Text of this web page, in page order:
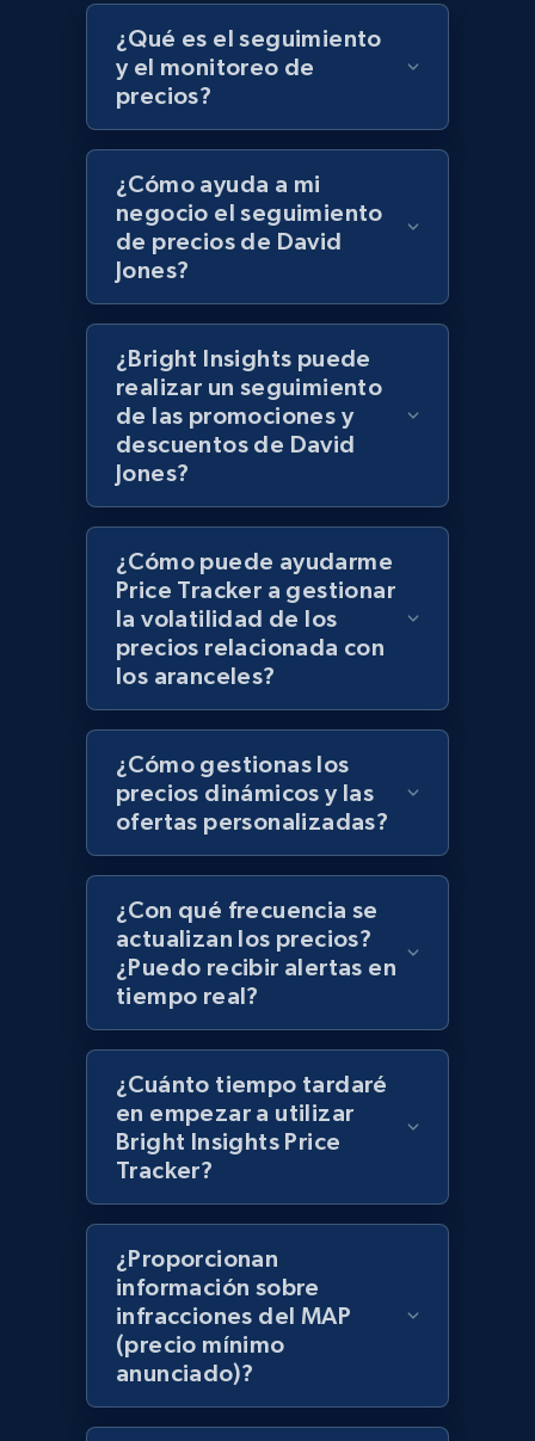
Target - Discover products by specified
URL, Product id, Title, Product description,
Rating, Reviews count, Initial price, Discount,
and more.
1.3K+ 176+ Comenzar ahora
Zara - Products
Category id, Product id, Product name, Price,
Currency, Colour code, Colour, Description, and
1.2K+
Zara - Products - discovery by category url
Category id, Product id, Product name, Price,
Currency, Colour code, Colour, Description, and
1.2K+ Comenzar ahora
Best Buy products
URL, Product id, Title, Images, Final price,
Currency, Discount, Initial price, and more.
1.1K+ 149+
Best Buy products - Collect data on
products using specified keywords
URL, Product id, Title, Images, Final price,
Currency, Discount, Initial price, and more.
1.1K+
URL, Title, Rating, Reviews, Initial price, Final
¿Qué es el seguimiento
y el monitoreo de
precios?
¿Cómo ayuda a mi
negocio el seguimiento
de precios de David
Jones?
¿Bright Insights puede
realizar un seguimiento
de las promociones y
descuentos de David
Jones?
¿Cómo puede ayudarme
Price Tracker a gestionar
la volatilidad de los
precios relacionada con
los aranceles?
¿Cómo gestionas los
precios dinámicos y las
ofertas personalizadas?
¿Con qué frecuencia se
actualizan los precios?
¿Puedo recibir alertas en
tiempo real?
¿Cuánto tiempo tardaré
en empezar a utilizar
Bright Insights Price
Tracker?
¿Proporcionan
información sobre
infracciones del MAP
(precio mínimo
anunciado)?